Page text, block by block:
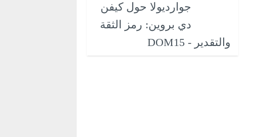
جوارديولا حول كيفن
دي بروين: رمز الثقة
والتقدير - DOM15